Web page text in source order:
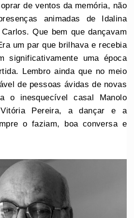
de ventos da memória, não
animadas de Idalina
Que bem que dançavam
um par que brilhava e recebia
significativamente uma época
Lembro ainda que no meio
de pessoas ávidas de novas
o inesquecível casal Manolo
Vitória Pereira, a dançar e a
o faziam, boa conversa e